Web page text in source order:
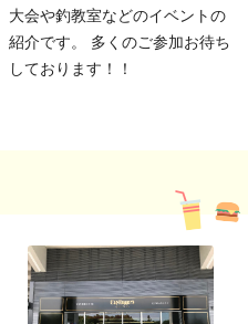
大会や釣教室などのイベントの
紹介です。 多くのご参加お待ち
しております！！